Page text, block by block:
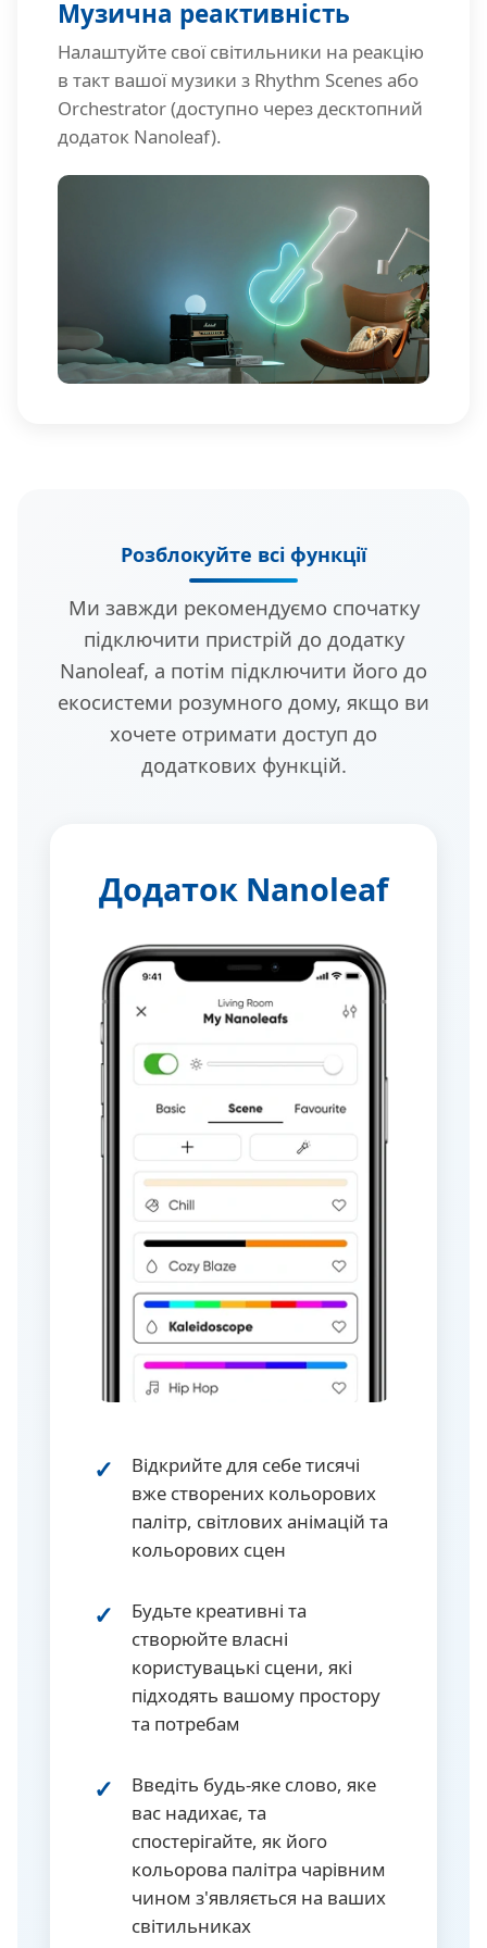
Музична реактивність
Налаштуйте свої світильники на реакцію
в такт вашої музики з Rhythm Scenes або
Orchestrator (доступно через десктопний
додаток Nanoleaf).
Розблокуйте всі функції
Ми завжди рекомендуємо спочатку
підключити пристрій до додатку
Nanoleaf, а потім підключити його до
екосистеми розумного дому, якщо ви
хочете отримати доступ до
додаткових функцій.
Додаток Nanoleaf
Відкрийте для себе тисячі
вже створених кольорових
палітр, світлових анімацій та
кольорових сцен
Будьте креативні та
створюйте власні
користувацькі сцени, які
підходять вашому простору
та потребам
Введіть будь-яке слово, яке
вас надихає, та
спостерігайте, як його
кольорова палітра чарівним
чином з'являється на ваших
світильниках